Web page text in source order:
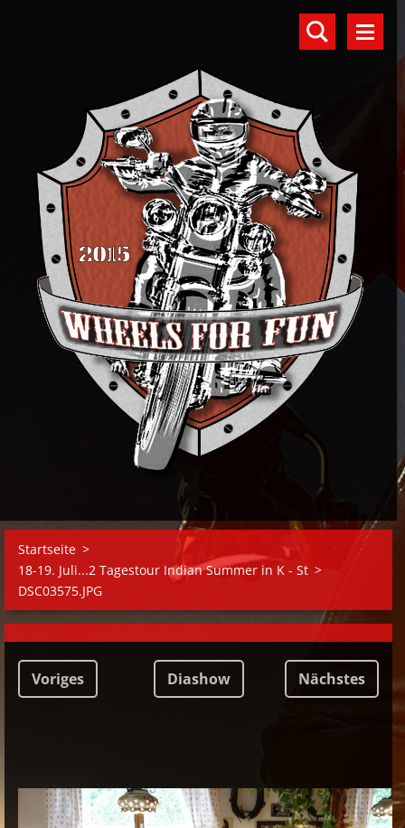
Startseite >
18-19. Juli...2 Tagestour Indian Summer in K - St >
DSC03575.JPG
Voriges Diashow Nächstes